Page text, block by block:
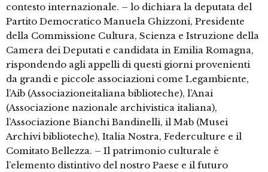
contesto internazionale. – lo dichiara la deputata del
Partito Democratico Manuela Ghizzoni, Presidente
della Commissione Cultura, Scienza e Istruzione della
Camera dei Deputati e candidata in Emilia Romagna,
rispondendo agli appelli di questi giorni provenienti
da grandi e piccole associazioni come Legambiente,
l’Aib (Associazioneitaliana biblioteche), l’Anai
(Associazione nazionale archivistica italiana),
l’Associazione Bianchi Bandinelli, il Mab (Musei
Archivi biblioteche), Italia Nostra, Federculture e il
Comitato Bellezza. – Il patrimonio culturale è
l’elemento distintivo del nostro Paese e il futuro